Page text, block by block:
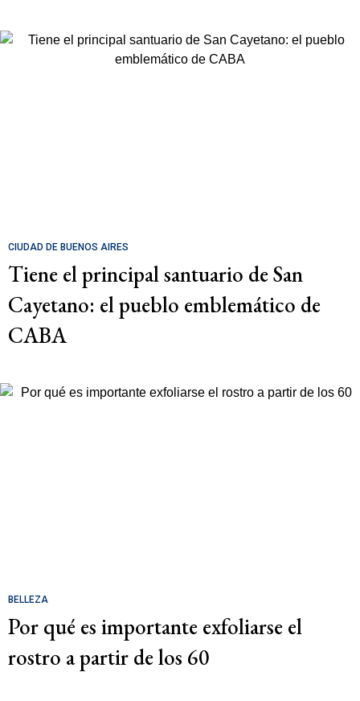
CIUDAD DE BUENOS AIRES
Tiene el principal santuario de San
Cayetano: el pueblo emblemático de
CABA
BELLEZA
Por qué es importante exfoliarse el
rostro a partir de los 60